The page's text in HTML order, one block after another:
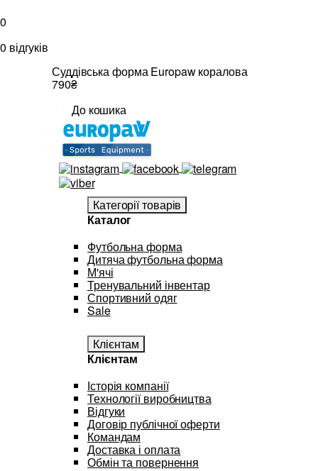
0
0 відгуків
Суддівська форма Europaw коралова
790₴
До кошика
Категорії товарів
Каталог
Футбольна форма
Дитяча футбольна форма
М'ячі
Тренувальний інвентар
Спортивний одяг
Sale
Клієнтам
Клієнтам
Історія компанії
Технології виробництва
Відгуки
Договір публічної оферти
Командам
Доставка і оплата
Обмін та повернення